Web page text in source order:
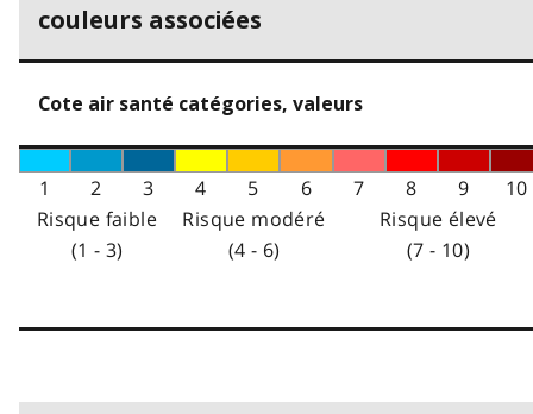
couleurs associées
Cote air santé catégories, valeurs
1 2 3 4 5 6 7 8 9
10
Risque faible
(1 - 3)
Risque modéré
(4 - 6)
Risque élevé
(7 - 10)